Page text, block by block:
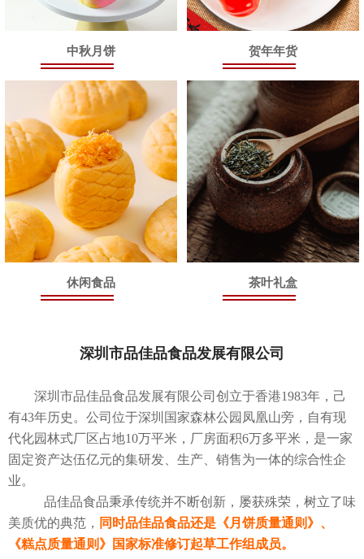
中秋月饼 贺年年货
休闲食品 茶叶礼盒
深圳市品佳品食品发展有限公司
深圳市品佳品食品发展有限公司创立于香港1983年，己
有43年历史。公司位于深圳国家森林公园凤凰山旁，自有现
代化园林式厂区占地10万平米，厂房面积6万多平米，是一家
固定资产达伍亿元的集研发、生产、销售为一体的综合性企
业。
品佳品食品秉承传统并不断创新，屡获殊荣，树立了味
美质优的典范， 同时品佳品食品还是《月饼质量通则》、
《糕点质量通则》国家标准修订起草工作组成员。